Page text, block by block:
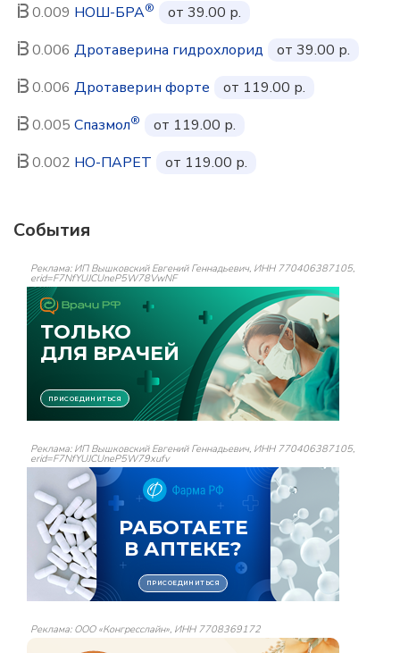
0.009 НОШ-БРА®
от 39.00 р.
0.006 Дротаверина гидрохлорид
от 39.00 р.
0.006 Дротаверин форте
от 119.00 р.
0.005 Спазмол®
от 119.00 р.
0.002 НО-ПАРЕТ от 119.00 р.
События
Реклама: ИП Вышковский Евгений Геннадьевич, ИНН 770406387105,
erid=F7NfYUJCUneP5W78VwNF
Реклама: ИП Вышковский Евгений Геннадьевич, ИНН 770406387105,
erid=F7NfYUJCUneP5W79xufv
Реклама: ООО «Конгресслайн», ИНН 7708369172